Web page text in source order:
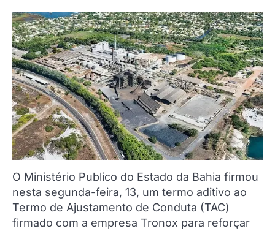
O Ministério Publico do Estado da Bahia firmou
nesta segunda-feira, 13, um termo aditivo ao
Termo de Ajustamento de Conduta (TAC)
firmado com a empresa Tronox para reforçar